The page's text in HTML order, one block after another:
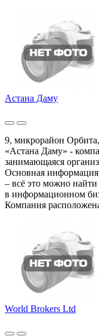
Астана Даму
9, микрорайон
«Астана Даму» -
занимающаяся
Основная
– всё это можно
в информационном
Компания
World Brokers Ltd